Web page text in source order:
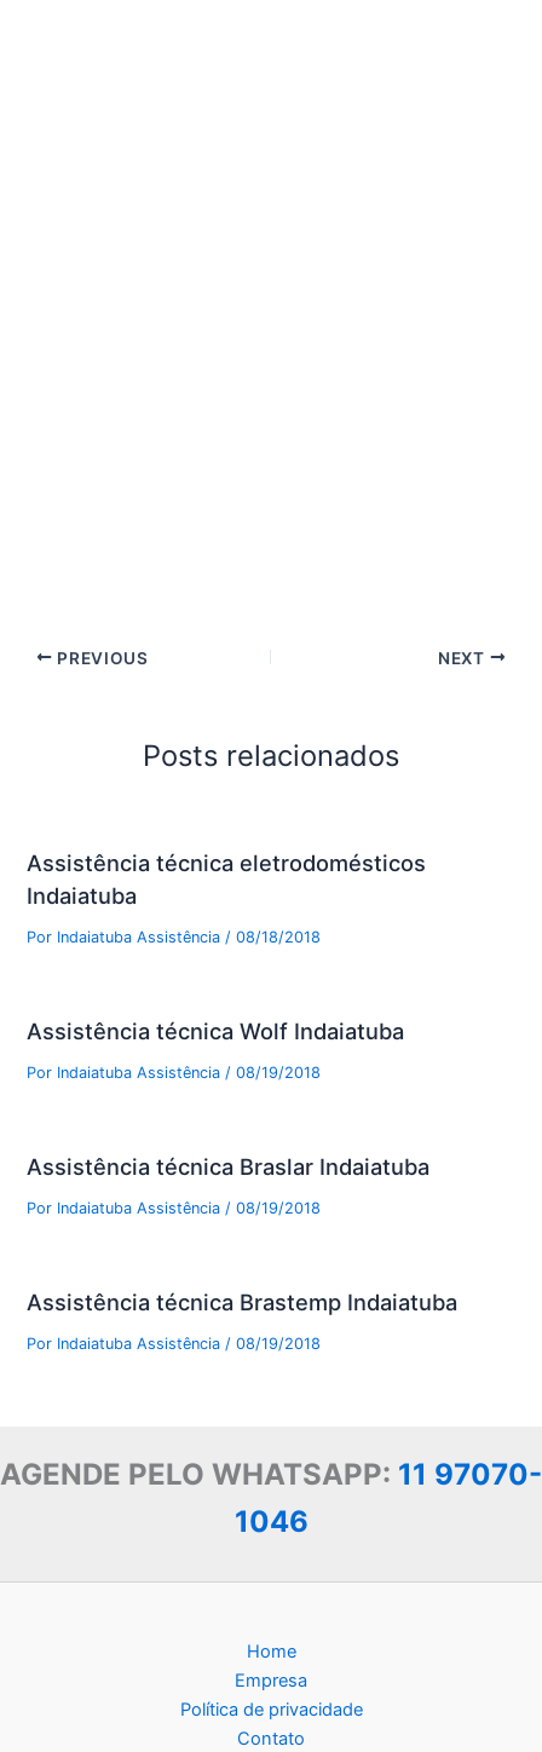
PREVIOUS NEXT
Posts relacionados
Assistência técnica eletrodomésticos
Indaiatuba
Por Indaiatuba Assistência /08/18/2018
Assistência técnica Wolf Indaiatuba
Por Indaiatuba Assistência /08/19/2018
Assistência técnica Braslar Indaiatuba
Por Indaiatuba Assistência /08/19/2018
Assistência técnica Brastemp Indaiatuba
Por Indaiatuba Assistência /08/19/2018
AGENDE PELO WHATSAPP: 11 97070-
1046
Home
Empresa
Política de privacidade
Contato